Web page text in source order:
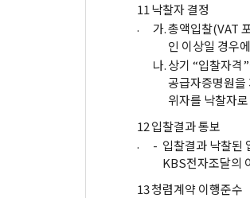
11
.
낙찰자 결정
가.총액입찰(VAT
인 이상일 경우
나.상기 “입찰자격
공급자증명원을
위자를 낙찰자
12
.
입찰결과 통보
- 입찰결과 낙찰된
KBS전자조달의
13청렴계약 이행준수